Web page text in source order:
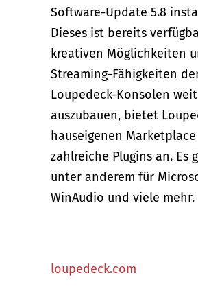
Software-Update 5.8
Dieses ist bereits
kreativen Möglichkeiten
Streaming-Fähigkeiten
Loupedeck-Konsolen
auszubauen, bietet
hauseigenen Marketplace
zahlreiche Plugins an. Es
unter anderem für
WinAudio und viele mehr.
loupedeck.com